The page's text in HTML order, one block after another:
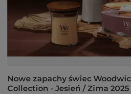
Nowe zapachy świec
Collection - Jesień / Zima 2025